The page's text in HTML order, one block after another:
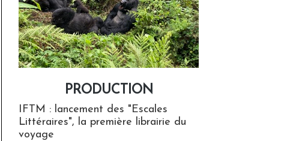
PRODUCTION
IFTM : lancement des "Escales
Littéraires", la première librairie du
voyage